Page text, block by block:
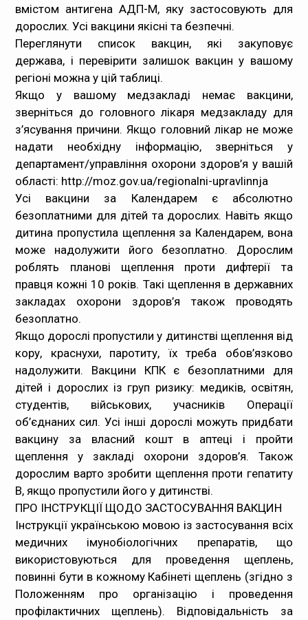
вмістом антигена АДП-М, яку застосовують для
дорослих. Усі вакцини якісні та безпечні.
Переглянути список вакцин, які закуповує
держава, і перевірити залишок вакцин у вашому
регіоні можна у цій таблиці.
Якщо у вашому медзакладі немає вакцини,
зверніться до головного лікаря медзакладу для
з’ясування причини. Якщо головний лікар не може
надати необхідну інформацію, зверніться у
департамент/управління охорони здоров’я у вашій
області: http://moz.gov.ua/regionalni-upravlinnja
Усі вакцини за Календарем є абсолютно
безоплатними для дітей та дорослих. Навіть якщо
дитина пропустила щеплення за Календарем, вона
може надолужити його безоплатно. Дорослим
роблять планові щеплення проти дифтерії та
правця кожні 10 років. Такі щеплення в державних
закладах охорони здоров’я також проводять
безоплатно.
Якщо дорослі пропустили у дитинстві щеплення від
кору, краснухи, паротиту, їх треба обов’язково
надолужити. Вакцини КПК є безоплатними для
дітей і дорослих із груп ризику: медиків, освітян,
студентів, військових, учасників Операції
об’єднаних сил. Усі інші дорослі можуть придбати
вакцину за власний кошт в аптеці і пройти
щеплення у закладі охорони здоров’я. Також
дорослим варто зробити щеплення проти гепатиту
В, якщо пропустили його у дитинстві.
ПРО ІНСТРУКЦІЇ ЩОДО ЗАСТОСУВАННЯ ВАКЦИН
Інструкції українською мовою із застосування всіх
медичних імунобіологічних препаратів, що
використовуються для проведення щеплень,
повинні бути в кожному Кабінеті щеплень (згідно з
Положенням про організацію і проведення
профілактичних щеплень). Відповідальність за